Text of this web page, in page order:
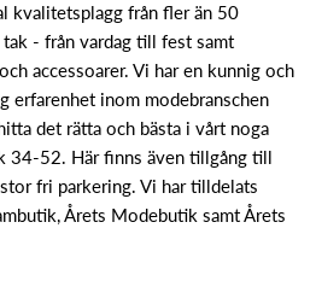
kvalitetsplagg från fler än 50
tak - från vardag till fest samt
accessoarer. Vi har en kunnig och
erfarenhet inom modebranschen
det rätta och bästa i vårt noga
34-52. Här finns även tillgång till
fri parkering. Vi har tilldelats
Årets Modebutik samt Årets